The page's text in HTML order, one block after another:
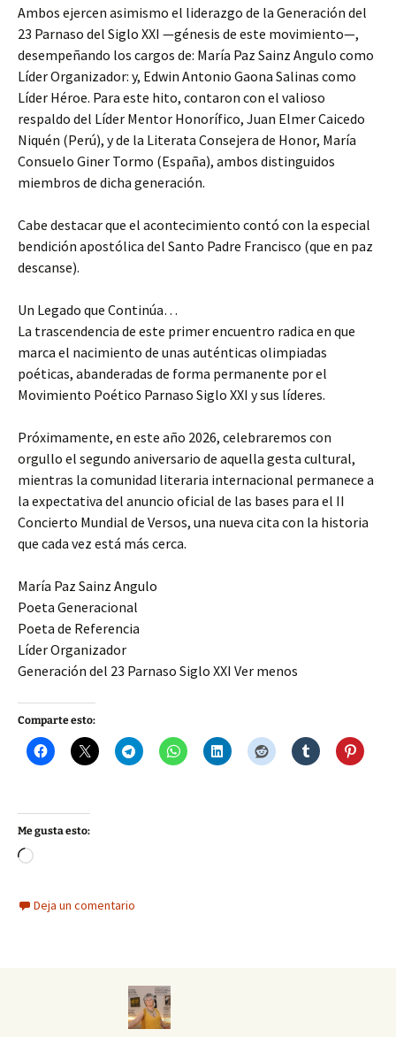
Ambos ejercen asimismo el liderazgo de la Generación del
23 Parnaso del Siglo XXI —génesis de este movimiento—,
desempeñando los cargos de: María Paz Sainz Angulo como
Líder Organizador: y, Edwin Antonio Gaona Salinas como
Líder Héroe. Para este hito, contaron con el valioso
respaldo del Líder Mentor Honorífico, Juan Elmer Caicedo
Niquén (Perú), y de la Literata Consejera de Honor, María
Consuelo Giner Tormo (España), ambos distinguidos
miembros de dicha generación.
Cabe destacar que el acontecimiento contó con la especial
bendición apostólica del Santo Padre Francisco (que en paz
descanse).
Un Legado que Continúa…
La trascendencia de este primer encuentro radica en que
marca el nacimiento de unas auténticas olimpiadas
poéticas, abanderadas de forma permanente por el
Movimiento Poético Parnaso Siglo XXI y sus líderes.
Próximamente, en este año 2026, celebraremos con
orgullo el segundo aniversario de aquella gesta cultural,
mientras la comunidad literaria internacional permanece a
la expectativa del anuncio oficial de las bases para el II
Concierto Mundial de Versos, una nueva cita con la historia
que cada vez está más cerca.
María Paz Sainz Angulo
Poeta Generacional
Poeta de Referencia
Líder Organizador
Generación del 23 Parnaso Siglo XXI Ver menos
Comparte esto:
Me gusta esto:
Cargando...
Deja un comentario